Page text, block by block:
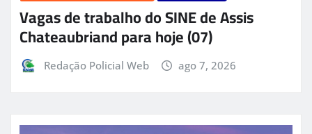
Vagas de trabalho do SINE de Assis
Chateaubriand para hoje (07)
Redação Policial Web ago 7, 2026